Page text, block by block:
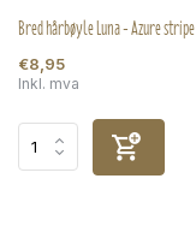
Bred hårbøyle Luna - Azure stripe
€8,95
Inkl. mva